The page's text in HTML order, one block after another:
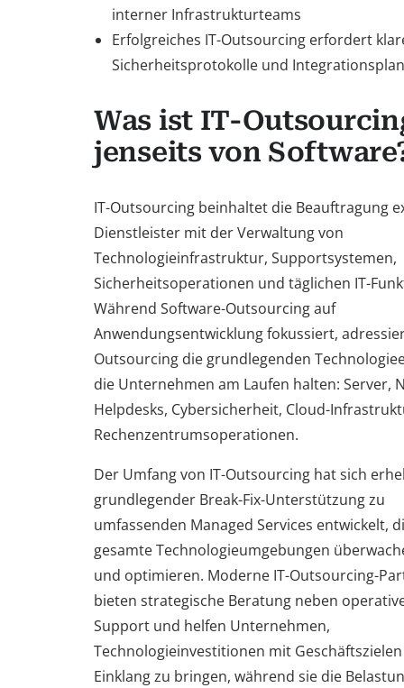
interner Infrastrukturteams
Erfolgreiches IT-Outsourcing erfordert
Sicherheitsprotokolle und
Was ist IT-
jenseits von
IT-Outsourcing beinhaltet die Beauftragung
Dienstleister mit der Verwaltung von
Technologieinfrastruktur, Supportsystemen,
Sicherheitsoperationen und täglichen IT-
Während Software-Outsourcing auf
Anwendungsentwicklung fokussiert,
Outsourcing die grundlegenden
die Unternehmen am Laufen halten: Server,
Helpdesks, Cybersicherheit, Cloud-
Rechenzentrumsoperationen.
Der Umfang von IT-Outsourcing hat sich
grundlegender Break-Fix-Unterstützung zu
umfassenden Managed Services entwickelt,
gesamte Technologieumgebungen
und optimieren. Moderne IT-Outsourcing-
bieten strategische Beratung neben
Support und helfen Unternehmen,
Technologieinvestitionen mit
Einklang zu bringen, während sie die